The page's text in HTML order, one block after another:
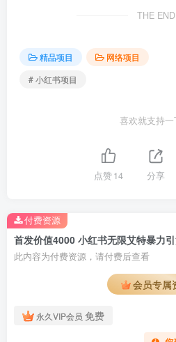
THE END
精品项目
网络项目
# 小红书项目
喜欢就支持
点赞14 分享
此内容为付费资源，请付费后查看
会员专属
永久VIP会员 免费
付费资源